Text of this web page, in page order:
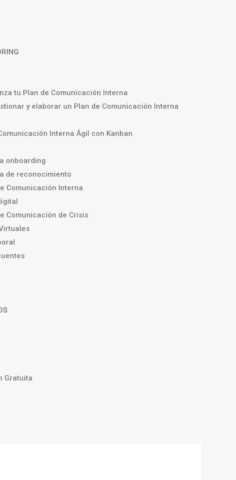
tu Plan de Comunicación Interna
y elaborar un Plan de Comunicación Interna
Interna Ágil con Kanban
onboarding
de reconocimiento
Comunicación Interna
Comunicación de Crisis
Gratuita